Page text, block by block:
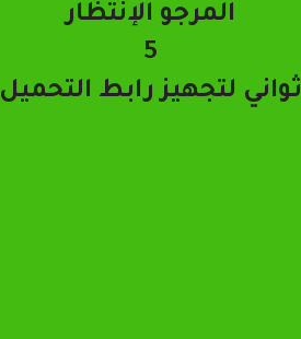
المرجو الإنتظار
4
ثواني لتجهيز رابط التحميل